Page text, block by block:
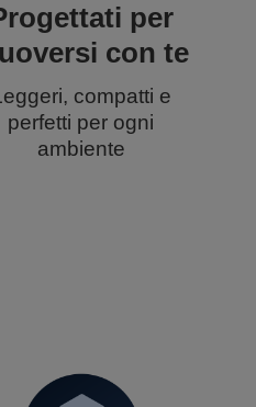
per
con te
compatti e
perfetti per ogni
ambiente